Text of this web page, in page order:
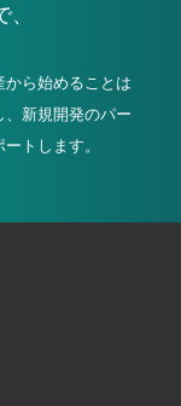
ら始めることは
新規開発のパー
トします。